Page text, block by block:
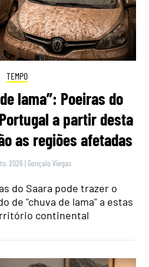
TEMPO
lama”: Poeiras do
Portugal a partir desta
as regiões afetadas
2026 | Gonçalo Viegas
do Saara pode trazer o
de "chuva de lama" a estas
continental